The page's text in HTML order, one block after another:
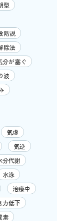
型
階説
除法
分が塞ぐ
波
気虚
気逆
分代謝
水泳
治療中
力低下
素